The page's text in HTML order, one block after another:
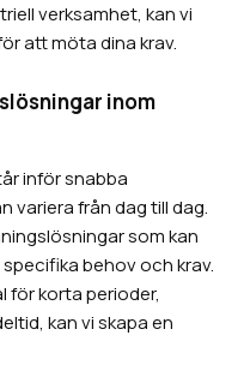
verksamhet, kan vi
att möta dina krav.
inom
inför snabba
variera från dag till dag.
som kan
behov och krav.
för korta perioder,
kan vi skapa en